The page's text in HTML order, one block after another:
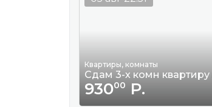
Квартиры, комнаты
Сдам 3-х комн
93000 Р.